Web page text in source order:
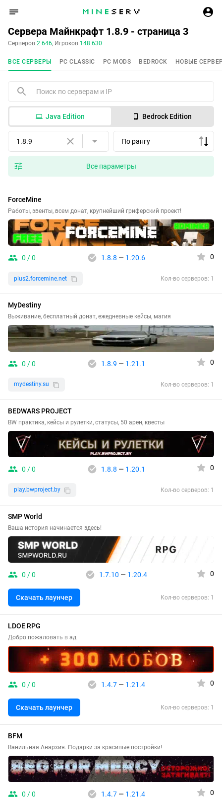
Сервера Майнкрафт 1.8.9 - страница 3
Серверов 2 646, Игроков 148 630
ВСЕ СЕРВЕРЫ PC CLASSIC PC MODS BEDROCK НОВЫЕ
Java Edition Bedrock Edition
1.8.9 По рангу
Все параметры
ForceMine
Работы, эвенты, всем донат, крупнейший гриферский проект!
0 / 0 1.8.8 — 1.20.6 0
plus2.forcemine.net Кол-во серверов: 1
MyDestiny
Выживание, бесплатный донат, ежедневные кейсы, магия
0 / 0 1.8.9 — 1.21.1 0
mydestiny.su Кол-во серверов: 1
BEDWARS PROJECT
BW практика, кейсы и рулетки, статусы, 50 арен, квесты
0 / 0 1.8.8 — 1.20.1 0
play.bwproject.by Кол-во серверов: 1
SMP World
Ваша история начинается здесь!
0 / 0 1.7.10 — 1.20.4 0
Скачать лаунчер Кол-во серверов: 1
LDOE RPG
Добро пожаловать в ад
0 / 0 1.4.7— 1.21.4 0
Скачать лаунчер Кол-во серверов: 1
BFM
Ванильная Анархия. Подарки за красивые постройки!
0 / 0 1.4.7— 1.21.4 0